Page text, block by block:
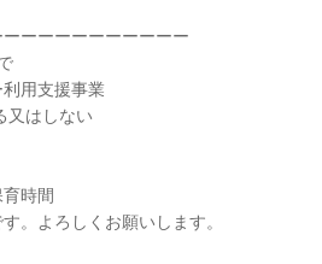
ーーーーーーーーーー
用支援事業
又はしない
時間
。よろしくお願いします。